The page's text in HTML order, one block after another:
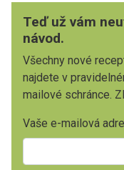
Teď už vám
návod.
Všechny nové
najdete v
mailové schránce.
Vaše e-mailová